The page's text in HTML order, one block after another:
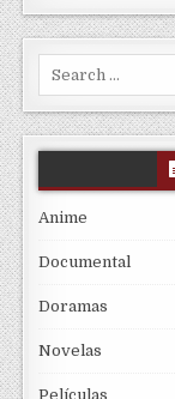
Search for:
Anime
Documental
Doramas
Novelas
Películas